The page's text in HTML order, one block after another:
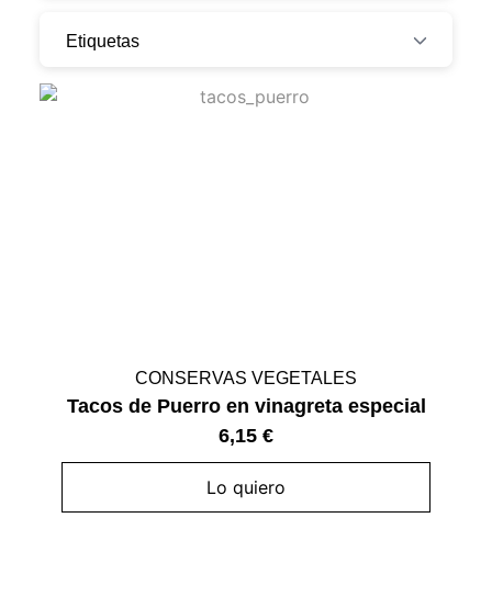
Etiquetas
CONSERVAS VEGETALES
Tacos de Puerro en vinagreta especial
6,15 €
Lo quiero